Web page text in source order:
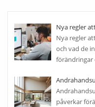
Nya regler
Nya regler
och vad de
förändringar
påverkar